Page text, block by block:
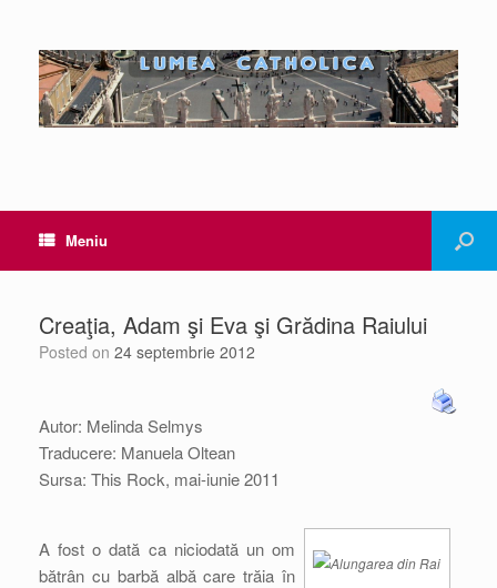
Meniu
Creaţia, Adam şi Eva şi Grădina Raiului
Posted on 24 septembrie 2012
Autor: Melinda Selmys
Traducere: Manuela Oltean
Sursa: This Rock, mai-iunie 2011
A fost o dată ca niciodată un om
bătrân cu barbă albă care trăia în